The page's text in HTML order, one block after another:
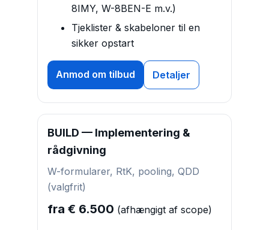
8IMY, W-8BEN-E m.v.)
Tjeklister & skabeloner til en
sikker opstart
Anmod om tilbud Detaljer
BUILD — Implementering &
rådgivning
W-formularer, RtK, pooling, QDD
(valgfrit)
fra € 6.500 (afhængigt af scope)